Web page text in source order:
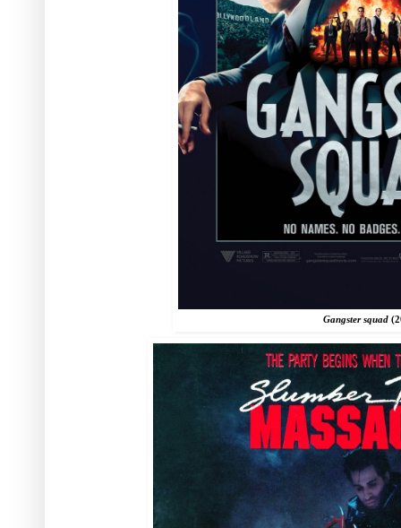
Gangster squad